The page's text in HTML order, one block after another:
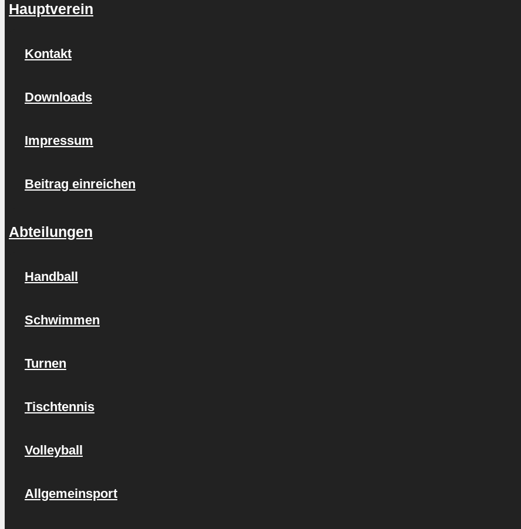
Hauptverein
Kontakt
Downloads
Impressum
Beitrag einreichen
Abteilungen
Handball
Schwimmen
Turnen
Tischtennis
Volleyball
Allgemeinsport